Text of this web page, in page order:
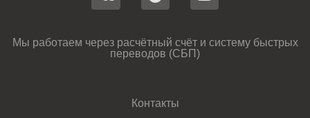
Мы работаем через расчётный счёт и систему быстрых
переводов (СБП)
Контакты